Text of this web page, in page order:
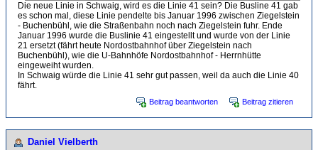
Die neue Linie in Schwaig, wird es die Linie 41 sein? Die Busline 41 gab
es schon mal, diese Linie pendelte bis Januar 1996 zwischen Ziegelstein
- Buchenbühl, wie die Straßenbahn noch nach Ziegelstein fuhr. Ende
Januar 1996 wurde die Buslinie 41 eingestellt und wurde von der Linie
21 ersetzt (fährt heute Nordostbahnhof über Ziegelstein nach
Buchenbühl), wie die U-Bahnhöfe Nordostbahnhof - Herrnhütte
eingeweiht wurden.
In Schwaig würde die Linie 41 sehr gut passen, weil da auch die Linie 40
fährt.
Beitrag beantworten Beitrag zitieren
Daniel Vielberth